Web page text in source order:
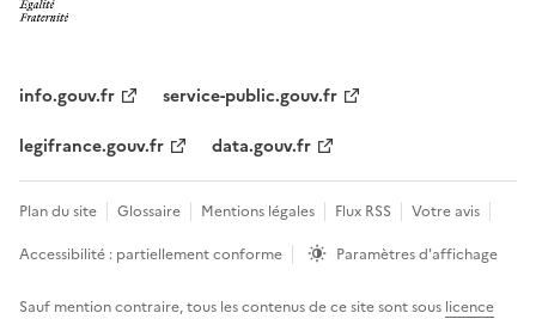
info.gouv.fr
service-public.gouv.fr
legifrance.gouv.fr
data.gouv.fr
Plan du site Glossaire Mentions légales Flux RSS
Votre avis
Accessibilité : partiellement conforme
Paramètres d'affichage
Sauf mention contraire, tous les contenus de ce site sont sous licence